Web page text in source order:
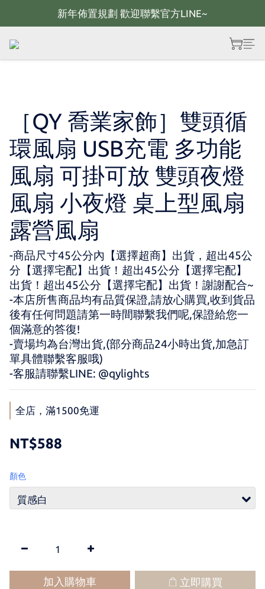
新年佈置規劃 歡迎聯繫官方LINE~
新年佈置規劃 歡迎聯繫官方LINE~
新年燈飾 現貨供應；大量採購 歡迎聯繫官方line
［QY 喬業家飾］雙頭循
環風扇 USB充電 多功能
風扇 可掛可放 雙頭夜燈
風扇 小夜燈 桌上型風扇
露營風扇
-商品尺寸45公分內【選擇超商】出貨，超出45公
分【選擇宅配】出貨！超出45公分【選擇宅配】
出貨！超出45公分【選擇宅配】出貨！謝謝配合~
-本店所售商品均有品質保證,請放心購買,收到貨品
後有任何問題請第一時間聯繫我們呢,保證給您一
個滿意的答復!
-賣場均為台灣出貨,(部分商品24小時出貨,加急訂
單具體聯繫客服哦)
-客服請聯繫LINE: @qylights
全店，滿1500免運
NT$588
顏色
加入購物車 立即購買